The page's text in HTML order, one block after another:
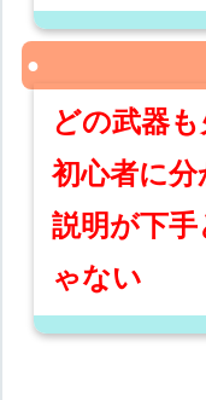
どの武器
初心者に
説明が下
ゃない